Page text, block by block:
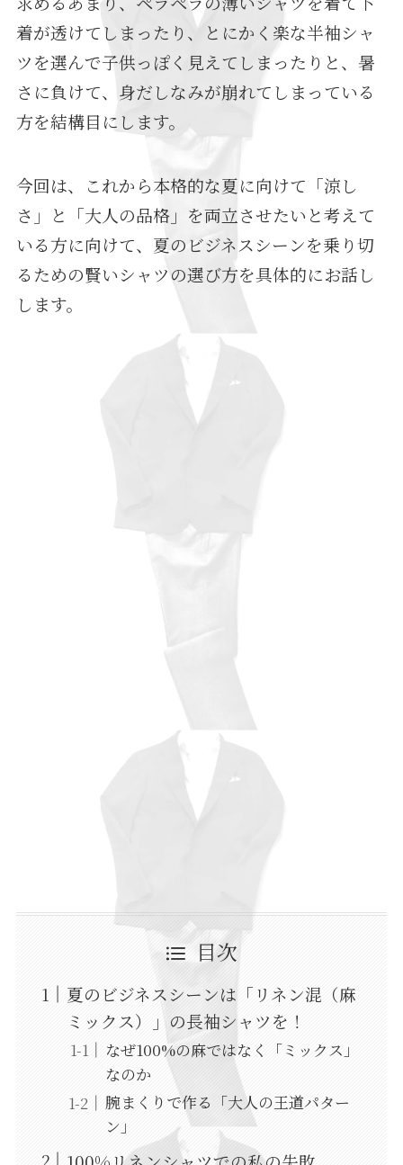
着が透けてしまったり、とにかく楽な半袖シャ
ツを選んで子供っぽく見えてしまったりと、暑
さに負けて、身だしなみが崩れてしまっている
方を結構目にします。
今回は、これから本格的な夏に向けて「涼し
さ」と「大人の品格」を両立させたいと考えて
いる方に向けて、夏のビジネスシーンを乗り切
るための賢いシャツの選び方を具体的にお話し
します。
目次
夏のビジネスシーンは「リネン混（麻
ミックス）」の長袖シャツを！
なぜ100%の麻ではなく「ミックス」
なのか
腕まくりで作る「大人の王道パター
ン」